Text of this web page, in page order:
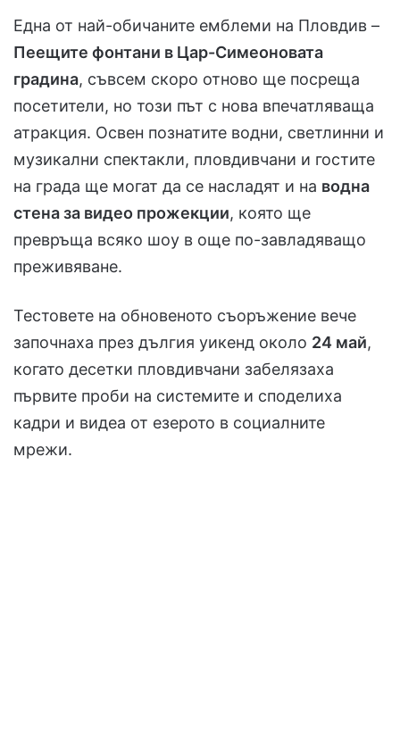
Една от най-обичаните емблеми на Пловдив –
Пеещите фонтани в Цар-Симеоновата
градина, съвсем скоро отново ще посреща
посетители, но този път с нова впечатляваща
атракция. Освен познатите водни, светлинни и
музикални спектакли, пловдивчани и гостите
на града ще могат да се насладят и на водна
стена за видео прожекции, която ще
превръща всяко шоу в още по-завладяващо
преживяване.
Тестовете на обновеното съоръжение вече
започнаха през дългия уикенд около 24 май,
когато десетки пловдивчани забелязаха
първите проби на системите и споделиха
кадри и видеа от езерото в социалните
мрежи.